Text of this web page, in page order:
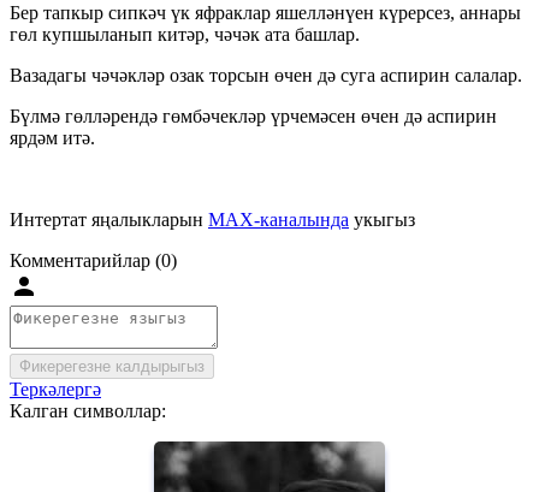
Бер тапкыр сипкәч үк яфраклар яшелләнүен күрерсез, аннары
гөл купшыланып китәр, чәчәк ата башлар.
Вазадагы чәчәкләр озак торсын өчен дә суга аспирин салалар.
Бүлмә гөлләрендә гөмбәчекләр үрчемәсен өчен дә аспирин
ярдәм итә.
Интертат яңалыкларын MAX-каналында укыгыз
Комментарийлар (0)
Фикерегезне калдырыгыз
Теркәлергә
Калган символлар: